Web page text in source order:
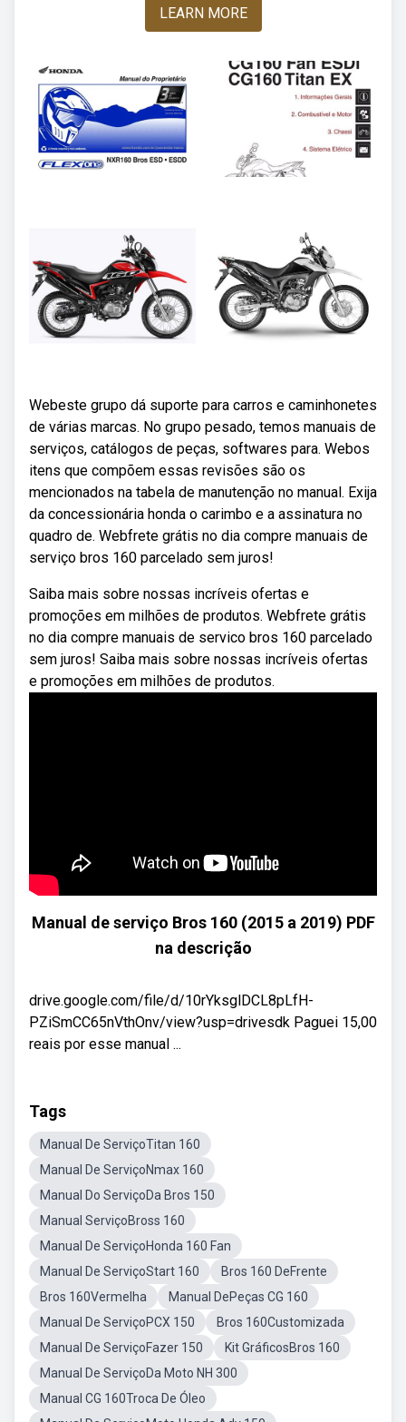
LEARN MORE
Webeste grupo dá suporte para carros e caminhonetes
de várias marcas. No grupo pesado, temos manuais de
serviços, catálogos de peças, softwares para. Webos
itens que compõem essas revisões são os
mencionados na tabela de manutenção no manual. Exija
da concessionária honda o carimbo e a assinatura no
quadro de. Webfrete grátis no dia compre manuais de
serviço bros 160 parcelado sem juros!
Saiba mais sobre nossas incríveis ofertas e
promoções em milhões de produtos. Webfrete grátis
no dia compre manuais de servico bros 160 parcelado
sem juros! Saiba mais sobre nossas incríveis ofertas
e promoções em milhões de produtos.
Manual de serviço Bros 160 (2015 a 2019) PDF
na descrição
drive.google.com/file/d/10rYksglDCL8pLfH-
PZiSmCC65nVthOnv/view?usp=drivesdk Paguei 15,00
reais por esse manual ...
Tags
Manual De ServiçoTitan 160
Manual De ServiçoNmax 160
Manual Do ServiçoDa Bros 150
Manual ServiçoBross 160
Manual De ServiçoHonda 160 Fan
Manual De ServiçoStart 160
Bros 160 DeFrente
Bros 160Vermelha
Manual DePeças CG 160
Manual De ServiçoPCX 150
Bros 160Customizada
Manual De ServiçoFazer 150
Kit GráficosBros 160
Manual De ServiçoDa Moto NH 300
Manual CG 160Troca De Óleo